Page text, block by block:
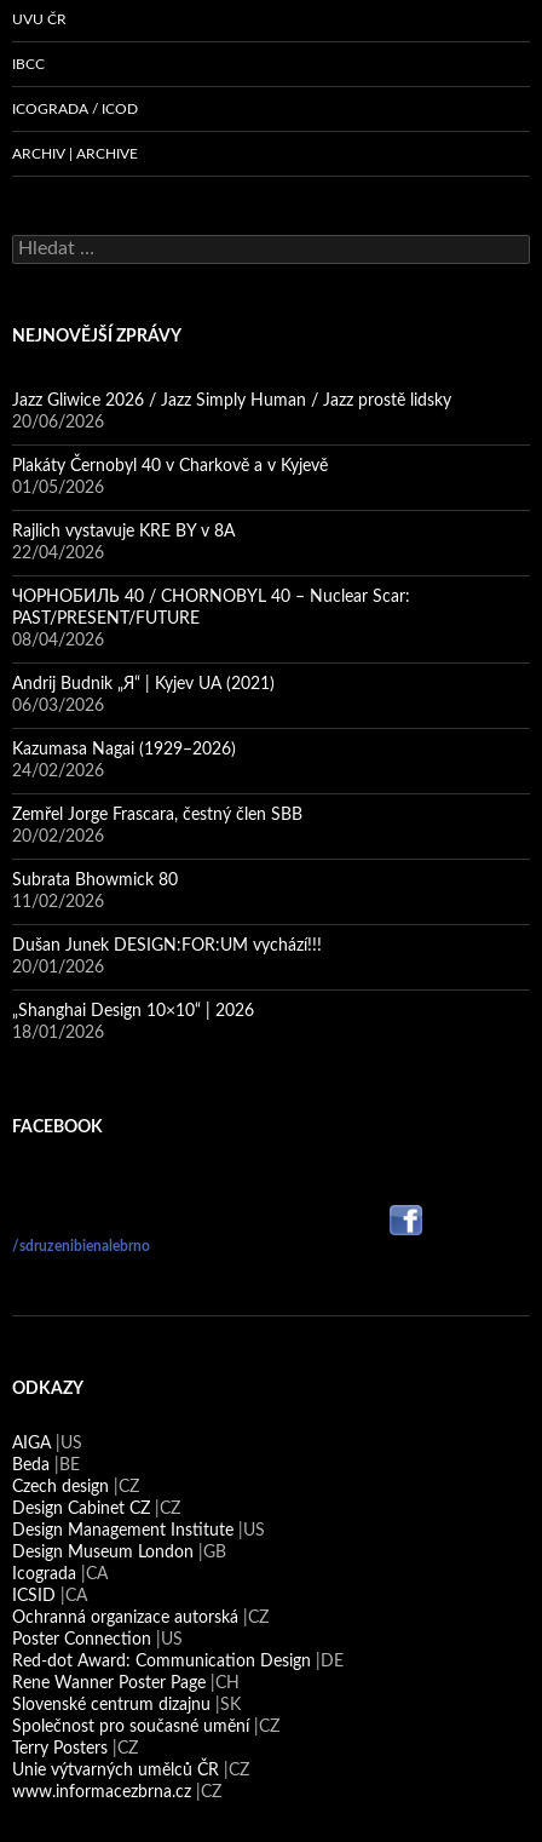
UVU ČR
IBCC
ICOGRADA / ICOD
ARCHIV | ARCHIVE
Vyhledávání
NEJNOVĚJŠÍ ZPRÁVY
Jazz Gliwice 2026 / Jazz Simply Human / Jazz prostě lidsky
20/06/2026
Plakáty Černobyl 40 v Charkově a v Kyjevě
01/05/2026
Rajlich vystavuje KRE BY v 8A
22/04/2026
ЧОРНОБИЛЬ 40 / CHORNOBYL 40 – Nuclear Scar:
PAST/PRESENT/FUTURE
08/04/2026
Andrij Budnik „Я“ | Kyjev UA (2021)
06/03/2026
Kazumasa Nagai (1929–2026)
24/02/2026
Zemřel Jorge Frascara, čestný člen SBB
20/02/2026
Subrata Bhowmick 80
11/02/2026
Dušan Junek DESIGN:FOR:UM vychází!!!
20/01/2026
„Shanghai Design 10×10“ | 2026
18/01/2026
FACEBOOK
/sdruzenibienalebrno
ODKAZY
AIGA|US
Beda |BE
Czech design |CZ
Design Cabinet CZ |CZ
Design Management Institute |US
Design Museum London |GB
Icograda |CA
ICSID |CA
Ochranná organizace autorská |CZ
Poster Connection |US
Red-dot Award: Communication Design |DE
Rene Wanner Poster Page |CH
Slovenské centrum dizajnu |SK
Společnost pro současné umění |CZ
Terry Posters |CZ
Unie výtvarných umělců ČR |CZ
www.informacezbrna.cz |CZ